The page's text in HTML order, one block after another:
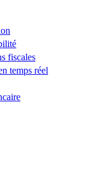
fiscales
temps réel